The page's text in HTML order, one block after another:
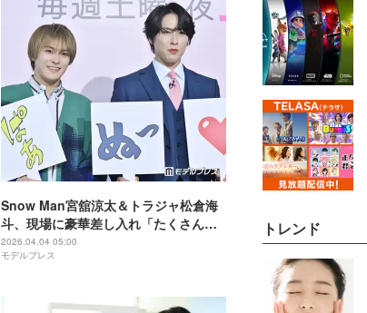
Snow Man宮舘涼太＆トラジャ松倉海
斗、現場に豪華差し入れ「たくさん相
談しました」【ターミネーターと恋し
ちゃったら】
2026.04.04 05:00
モデルプレス
トレンド